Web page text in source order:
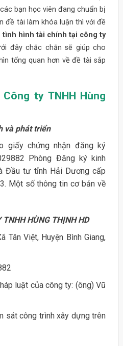
bạn học viên đang chuẩn bị
đề tài làm khóa luận thì với đề
tình hình tài chính tại công ty
đây chắc chắn sẽ giúp cho
tổng quan hơn về đề tài sắp
ty TNHH Hùng
và phát triển
giấy chứng nhận đăng ký
Phòng Đăng ký kinh
Đầu tư tỉnh Hải Dương cấp
Một số thông tin cơ bản về
TNHH HÙNG THỊNH HD
Tân Việt, Huyện Bình Giang,
luật của công ty: (ông) Vũ
sát công trình xây dựng trên